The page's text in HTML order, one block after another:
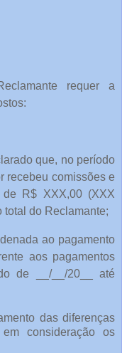
requer a
que, no período
recebeu comissões e
de R$ XXX,00 (XXX
total do Reclamante;
ao pagamento
aos pagamentos
de __/__/20__ até
das diferenças
consideração os